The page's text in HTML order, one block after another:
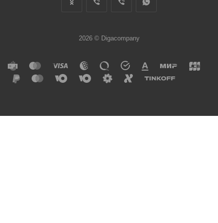
2026 © Digacompany